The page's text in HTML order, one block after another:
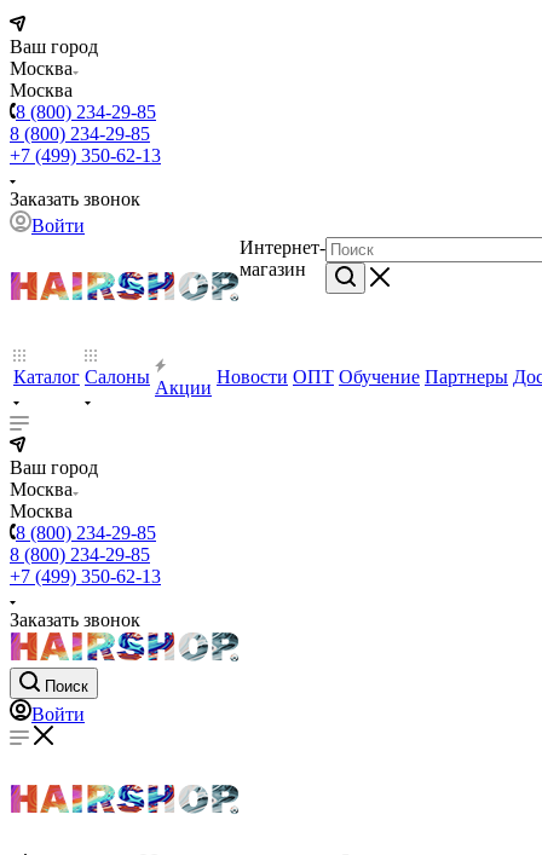
Ваш город
Москва
Москва
8 (800) 234-29-85
8 (800) 234-29-85
+7 (499) 350-62-13
Заказать звонок
Войти
Интернет-
магазин
Каталог Салоны
Акции
Новости ОПТ Обучение Партнеры
Ваш город
Москва
Москва
8 (800) 234-29-85
8 (800) 234-29-85
+7 (499) 350-62-13
Заказать звонок
Поиск
Войти